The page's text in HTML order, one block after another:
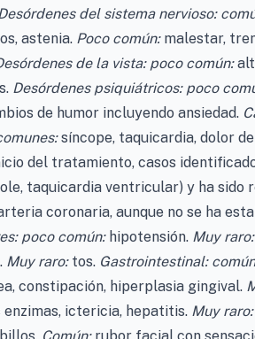
del sistema nervioso:
astenia. Poco común:malestar,
de la vista: poco común:
Desórdenes psiquiátricos: poco
de humor incluyendo ansiedad.
síncope, taquicardia, dolor
del tratamiento, casos
taquicardia ventricular) y ha sido
coronaria, aunque no se ha
poco común:hipotensión. Muy raro:
Muy raro:tos. Gastrointestinal:
constipación, hiperplasia gingival.
ictericia, hepatitis. Muy raro: